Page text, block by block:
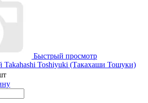
Быстрый просмотр
Takahashi Toshiyuki (Такахаши Тошуки)